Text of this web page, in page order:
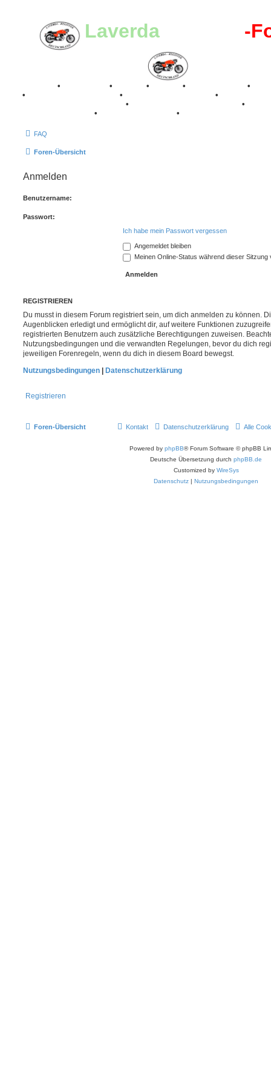
Laverda-Register -
• • • • •
•
•
•
•
•
• •
FAQ
Foren-Übersicht
Anmelden
Benutzername:
Passwort:
Ich habe mein Passwort vergessen
Angemeldet bleiben
Meinen Online-Status während dieser Sitzung
REGISTRIEREN
Du musst in diesem Forum registriert sein, um dich anmelden zu können.
Augenblicken erledigt und ermöglicht dir, auf weitere Funktionen
registrierten Benutzern auch zusätzliche Berechtigungen zuweisen.
Nutzungsbedingungen und die verwandten Regelungen, bevor du dich
jeweiligen Forenregeln, wenn du dich in diesem Board bewegst.
Nutzungsbedingungen
Datenschutzerklärung
Registrieren
Foren-Übersicht Alle
Datenschutzerklärung
Kontakt
Powered by phpBB® Forum Software © phpBB
Deutsche Übersetzung durch phpBB.de
Customized by WireSys
Datenschutz | Nutzungsbedingungen